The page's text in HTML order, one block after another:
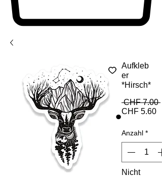
Aufkleb
er
*Hirsch*
CHF 7.00
CHF 5.60
Anzahl *
Nicht